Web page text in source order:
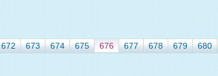
672 673 674 675 676 677 678 679 680